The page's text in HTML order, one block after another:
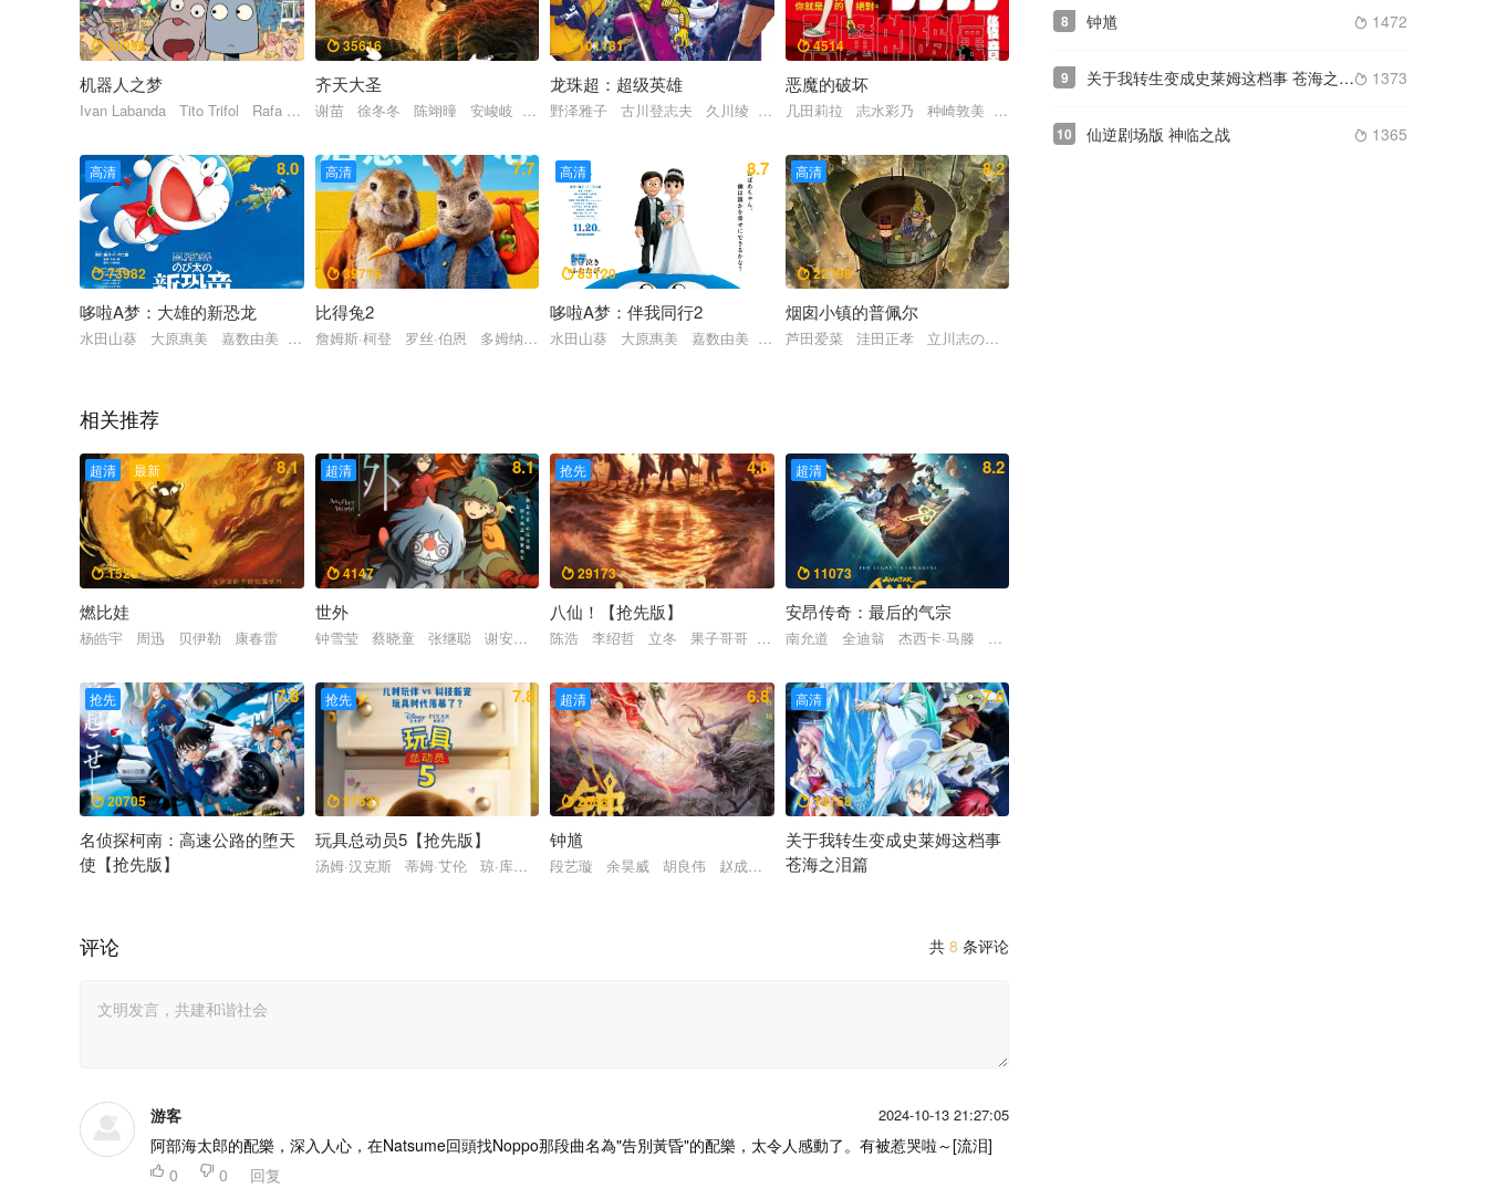
50996
机器人之梦
Ivan Labanda Tito Trifol Rafa Calvo José García Tos José Luis Mediavilla
35616
齐天大圣
谢苗 徐冬冬 陈翊曈 安峻岐 赵云天
101181
龙珠超：超级英雄
野泽雅子 古川登志夫 久川绫 堀川亮
4514
恶魔的破坏
几田莉拉 志水彩乃 种崎敦美 岛袋美由利 大木咲绘子 和气杏未 白石凉子 入野自由 内山昂辉 坂
高清 8.0
73982
哆啦A梦：大雄的新恐龙
水田山葵 大原惠美 嘉数由美 关智一 木村昴
高清 7.7
39716
比得兔2
詹姆斯·柯登 罗丝·伯恩 多姆纳尔·格里森 大卫·奥伊罗 玛格特·罗比
高清 8.7
83120
哆啦A梦：伴我同行2
水田山葵 大原惠美 嘉数由美 木村昴 关智一
高清 8.2
22198
烟囱小镇的普佩尔
芦田爱菜 洼田正孝 立川志の輔 小池荣子 藤森慎吾 野间口彻 伊藤沙莉 宫根诚司 大平祥生 饭尾
相关推荐
最新
超清 8.1
1529
燃比娃
杨皓宇 周迅 贝伊勒 康春雷
超清 8.1
4147
世外
钟雪莹 蔡晓童 张继聪 谢安琪 柯炜林 杨雅文
抢先 4.6
 29173
八仙！【抢先版】
陈浩 李绍哲 立冬 果子哥哥 董天弋 喻鹏力 黄豫硕 张运气 邓先森
超清 8.2
11073
安昂传奇：最后的气宗
南允道 全迪翁 杰西卡·马滕 罗曼·萨拉戈萨 戴夫·巴蒂斯塔 史蒂文·元
抢先 7.8
20705
名侦探柯南：高速公路的堕天
使【抢先版】
抢先 7.8
27531
玩具总动员5【抢先版】
汤姆·汉克斯 蒂姆·艾伦 琼·库萨克 格蕾塔·李 基努·里维斯 谢尔比·拉巴拉 克雷格·罗宾森 柯南·奥布莱恩 安妮·波茨
超清 6.8
28681
钟馗
段艺璇 余昊威 胡良伟 赵成晨 巴赫 胡正健 露西
高清 7.6
14768
关于我转生变成史莱姆这档事
苍海之泪篇
共 8 条评论
评论
游客 2024-10-13 21:27:05
阿部海太郎的配樂，深入人心，在Natsume回頭找Noppo那段曲名為"告別黃昏"的配樂，太令人感動了。有被惹哭啦～[流泪]
 0  0 回复
8  1472
钟馗
9  1373
关于我转生变成史莱姆这档事 苍海之泪篇
10  1365
仙逆剧场版 神临之战